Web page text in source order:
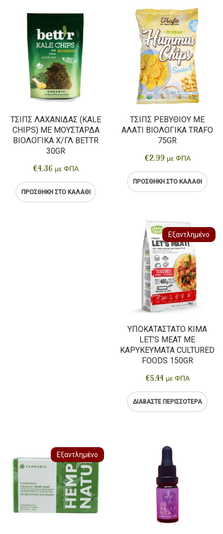
ΤΣΙΠΣ ΛΑΧΑΝΊΔΑΣ (KALE
CHIPS) ΜΕ ΜΟΥΣΤΆΡΔΑ
ΒΙΟΛΟΓΙΚΆ Χ/ΓΛ BETTR
30GR
€4.36 με ΦΠΑ
ΠΡΟΣΘΉΚΗ ΣΤΟ ΚΑΛΆΘΙ
ΤΣΙΠΣ ΡΕΒΥΘΙΟΎ ΜΕ
ΑΛΆΤΙ ΒΙΟΛΟΓΙΚΆ TRAFO
75GR
€2.99 με ΦΠΑ
ΠΡΟΣΘΉΚΗ ΣΤΟ ΚΑΛΆΘΙ
Εξαντλημένο
ΥΠΟΚΑΤΆΣΤΑΤΟ ΚΙΜΆ
LET’S MEAT ΜΕ
ΚΑΡΥΚΕΎΜΑΤΑ CULTURED
FOODS 150GR
€5.44 με ΦΠΑ
ΔΙΑΒΆΣΤΕ ΠΕΡΙΣΣΌΤΕΡΑ
Εξαντλημένο